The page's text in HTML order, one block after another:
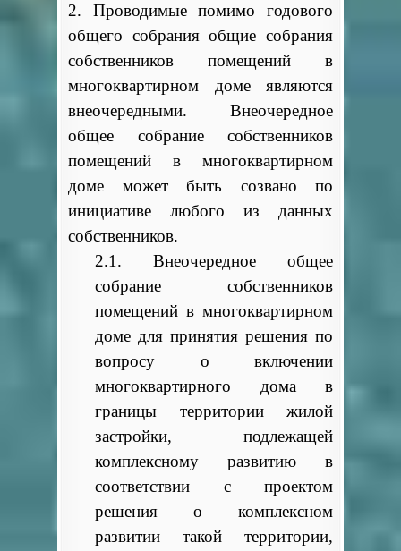
2. Проводимые помимо годового
общего собрания общие собрания
собственников помещений в
многоквартирном доме являются
внеочередными. Внеочередное
общее собрание собственников
помещений в многоквартирном
доме может быть созвано по
инициативе любого из данных
собственников.
2.1. Внеочередное общее
собрание собственников
помещений в многоквартирном
доме для принятия решения по
вопросу о включении
многоквартирного дома в
границы территории жилой
застройки, подлежащей
комплексному развитию в
соответствии с проектом
решения о комплексном
развитии такой территории,